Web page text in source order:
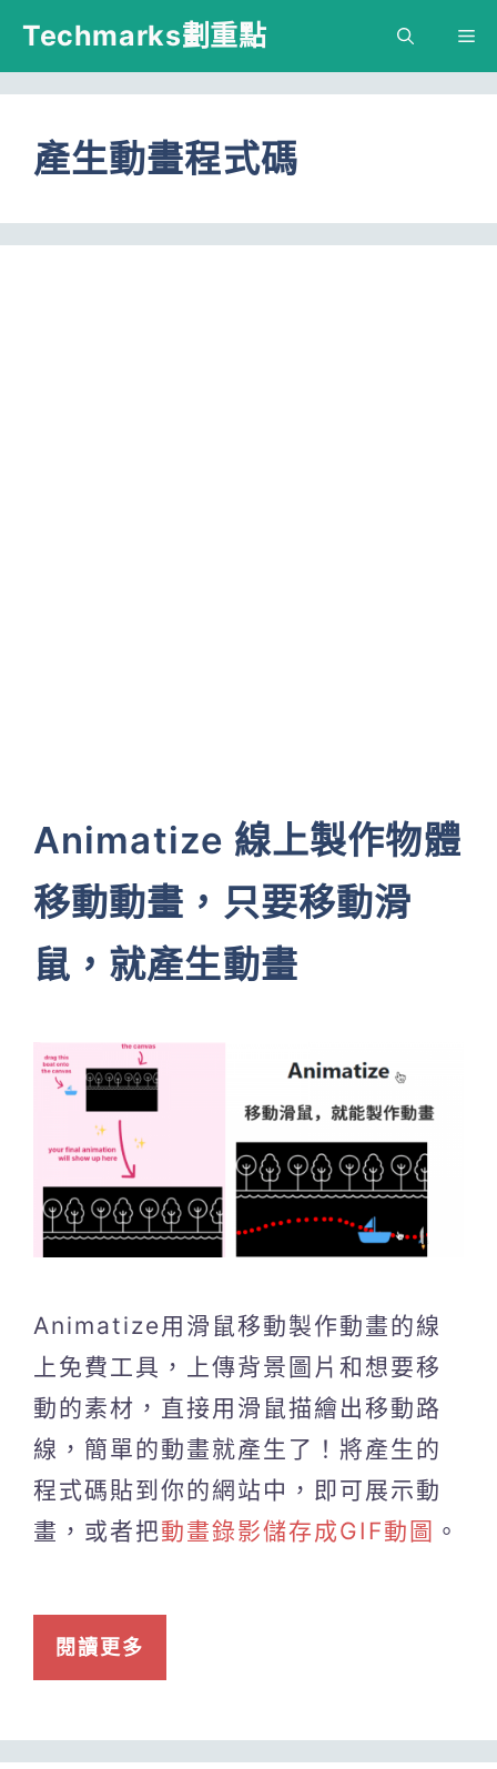
跳
主
容
Techmarks劃重點
產生動畫程式碼
Animatize 線上製作物體
移動動畫，只要移動滑
鼠，就產生動畫
Animatize用滑鼠移動製作動畫的線
上免費工具，上傳背景圖片和想要移
動的素材，直接用滑鼠描繪出移動路
線，簡單的動畫就產生了！將產生的
程式碼貼到你的網站中，即可展示動
畫，或者把動畫錄影儲存成GIF動圖 。
閱讀更多